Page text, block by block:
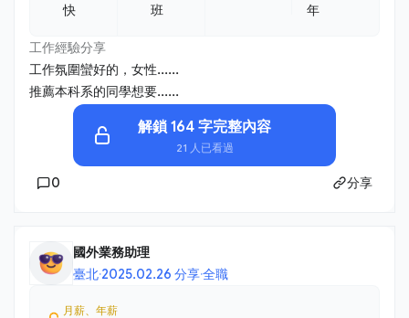
快 班 年
工作經驗分享
工作氛圍蠻好的，女性......
推薦本科系的同學想要......
解鎖 164 字完整內容
21 人已看過
0 分享
國外業務助理
臺北·2025.02.26 分享·全職
月薪、年薪